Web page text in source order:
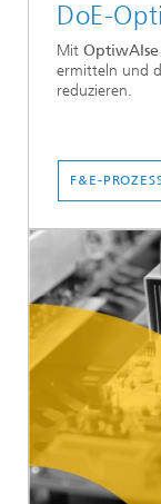
DoE-
Mit OptiwAIse
ermitteln und
reduzieren.
F&E-